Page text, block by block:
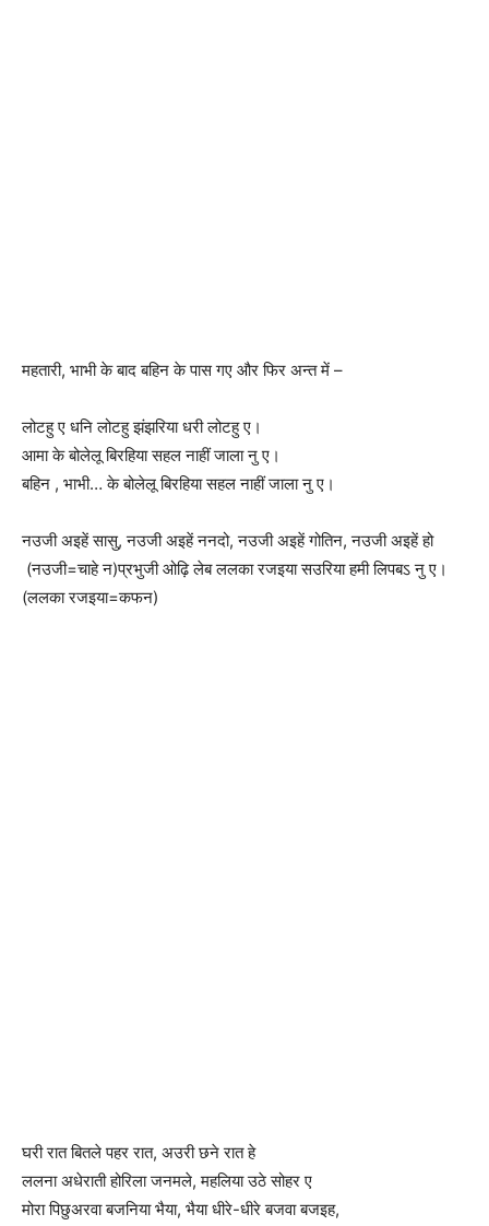
महतारी, भाभी के बाद बहिन के पास गए और फिर अन्त में –
लोटहु ए धनि लोटहु झंझरिया धरी लोटहु ए।
आमा के बोलेलू बिरहिया सहल नाहीं जाला नु ए।
बहिन , भाभी… के बोलेलू बिरहिया सहल नाहीं जाला नु ए।
नउजी अइहें सासु, नउजी अइहें ननदो, नउजी अइहें गोतिन, नउजी अइहें हो
(नउजी=चाहे न)प्रभुजी ओढ़ि लेब ललका रजइया सउरिया हमी लिपबऽ नु ए।
(ललका रजइया=कफन)
घरी रात बितले पहर रात, अउरी छने रात हे
ललना अधेराती होरिला जनमले, महलिया उठे सोहर ए
मोरा पिछुअरवा बजनिया भैया, भैया धीरे-धीरे बजवा बजइह,